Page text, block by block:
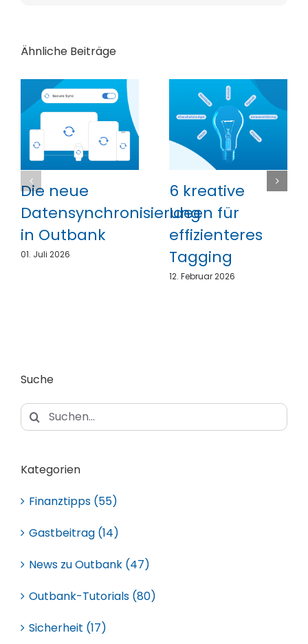
Ähnliche Beiträge
Die neue
Datensynchronisierung
in Outbank
01. Juli 2026
6 kreative
Ideen für
effizienteres
Tagging
12. Februar 2026
Suche
Suche
nach:
Kategorien
Finanztipps (55)
Gastbeitrag (14)
News zu Outbank (47)
Outbank-Tutorials (80)
Sicherheit (17)